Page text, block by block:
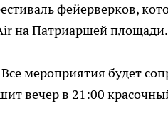
фейерверков,
на Патриаршей площади.
Все мероприятия будет
вечер в 21:00